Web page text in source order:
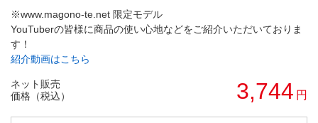
※www.magono-te.net 限定モデル
YouTuberの皆様に商品の使い心地などをご紹介いただいておりま
す！
紹介動画はこちら
ネット販売
価格（税込）
3,744 円